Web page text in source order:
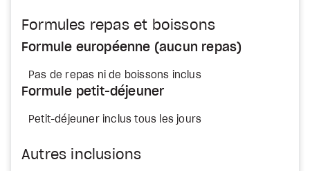
Formules repas et boissons
Formule européenne (aucun repas)
Pas de repas ni de boissons inclus
Formule petit-déjeuner
Petit-déjeuner inclus tous les jours
Autres inclusions